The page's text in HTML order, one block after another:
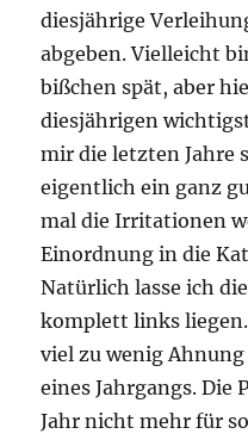
diesjährige
abgeben. Vielleicht
bißchen spät, aber
diesjährigen
mir die letzten Jahre
eigentlich ein ganz
mal die Irritationen
Einordnung in die
Natürlich lasse ich
komplett links
viel zu wenig
eines Jahrgangs. Die
Jahr nicht mehr für